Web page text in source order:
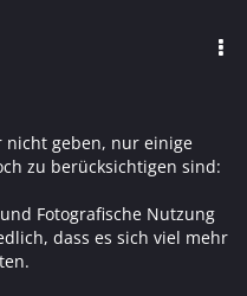
nicht geben, nur einige
zu berücksichtigen sind:
Fotografische Nutzung
dass es sich viel mehr